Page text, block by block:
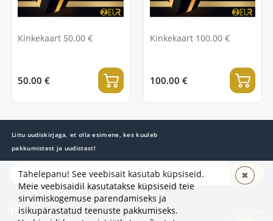
Kinkekaart 50.00 €
50.00 €
Kinkekaart 100.00 €
100.00 €
Liitu uudiskirjaga, et olla esimene, kes kuuleb
pakkumistest ja uudistest!
TELLI
TEAVE
Tähelepanu! See veebisait kasutab küpsiseid.
Meie veebisaidil kasutatakse küpsiseid teie
sirvimiskogemuse parendamiseks ja
isikupärastatud teenuste pakkumiseks.
✖